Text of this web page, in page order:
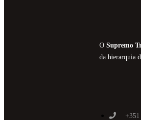
O Supremo
da hierarquia
+351